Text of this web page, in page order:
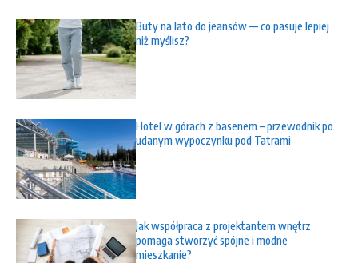
Buty na lato do jeansów — co pasuje lepiej
niż myślisz?
Hotel w górach z basenem – przewodnik po
udanym wypoczynku pod Tatrami
Jak współpraca z projektantem wnętrz
pomaga stworzyć spójne i modne
mieszkanie?